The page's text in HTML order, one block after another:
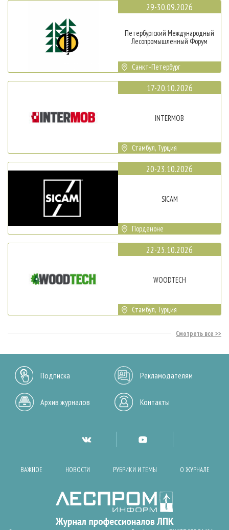
29-30.09.2026
Петербургский Международный
Лесопромышленный Форум
Санкт-Петербург
17-20.10.2026
INTERMOB
Стамбул, Турция
20-23.10.2026
SICAM
Порденоне
22-25.10.2026
WOODTECH
Стамбул, Турция
Смотреть все
Подписка Рекламодателям
Архив журналов Контакты
ВАЖНОЕ НОВОСТИ РУБРИКИ И ТЕМЫ О ЖУРНАЛЕ